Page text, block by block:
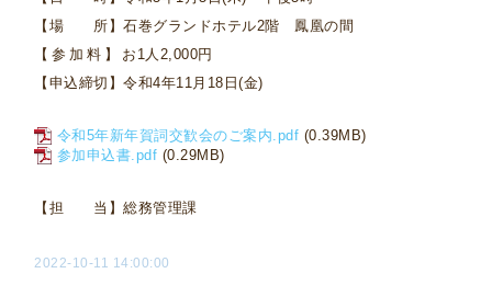
【場 所】石巻グランドホテル2階 鳳凰の間
【参加料】 お 1 人 2,000円
【申込締切】令和4年11 月 18 日(金)
令和5年新年賀詞交歓会のご案内.pdf (0.39MB)
参加申込書.pdf (0.29MB)
【担 当】総務管理課
2022-10-11 14:00:00